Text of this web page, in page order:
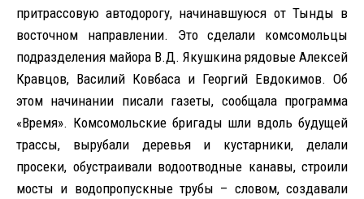
притрассовую автодорогу, начинавшуюся от Тынды в
восточном направлении. Это сделали комсомольцы
подразделения майора В.Д. Якушкина рядовые Алексей
Кравцов, Василий Ковбаса и Георгий Евдокимов. Об
этом начинании писали газеты, сообщала программа
«Время». Комсомольские бригады шли вдоль будущей
трассы, вырубали деревья и кустарники, делали
просеки, обустраивали водоотводные канавы, строили
мосты и водопропускные трубы – словом, создавали